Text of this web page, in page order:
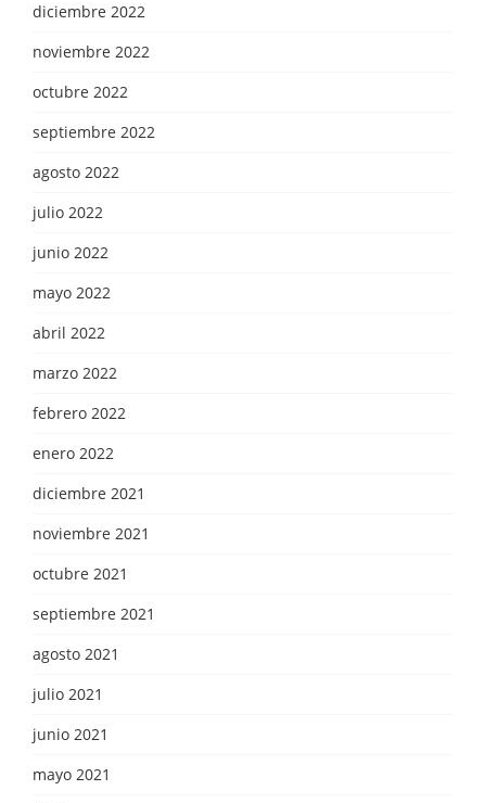
diciembre 2022
noviembre 2022
octubre 2022
septiembre 2022
agosto 2022
julio 2022
junio 2022
mayo 2022
abril 2022
marzo 2022
febrero 2022
enero 2022
diciembre 2021
noviembre 2021
octubre 2021
septiembre 2021
agosto 2021
julio 2021
junio 2021
mayo 2021